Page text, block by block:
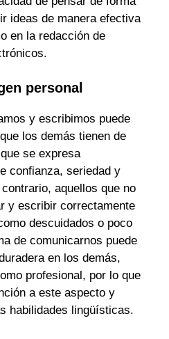
ideas de manera efectiva
en la redacción de
personal
y escribimos puede
los demás tienen de
se expresa
confianza, seriedad y
aquellos que no
y escribir correctamente
descuidados o poco
de comunicarnos puede
en los demás,
profesional, por lo que
a este aspecto y
habilidades lingüísticas.